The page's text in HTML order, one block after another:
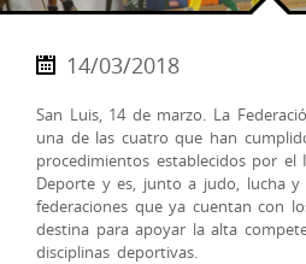
14/03/2018
San Luis, 14 de marzo. La
una de las cuatro que han
procedimientos establecidos por
Deporte y es, junto a judo, lucha y
federaciones que ya cuentan con
destina para apoyar la alta
disciplinas deportivas.